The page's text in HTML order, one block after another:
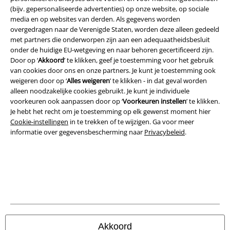
(bijv. gepersonaliseerde advertenties) op onze website, op sociale
media en op websites van derden. Als gegevens worden
overgedragen naar de Verenigde Staten, worden deze alleen gedeeld
met partners die onderworpen zijn aan een adequaatheidsbesluit
onder de huidige EU-wetgeving en naar behoren gecertificeerd zijn.
Door op ‘Akkoord’ te klikken, geef je toestemming voor het gebruik
van cookies door ons en onze partners. Je kunt je toestemming ook
weigeren door op ‘Alles weigeren’ te klikken - in dat geval worden
alleen noodzakelijke cookies gebruikt. Je kunt je individuele
voorkeuren ook aanpassen door op ‘Voorkeuren instellen’ te klikken.
Je hebt het recht om je toestemming op elk gewenst moment hier
Cookie-instellingen in te trekken of te wijzigen. Ga voor meer
informatie over gegevensbescherming naar Privacybeleid.
Akkoord
Legal
Algemene Voorwaarden
Bedrijfsgegevens
Privacyverklaring
Verklaring van conformiteit
Informatie over toegankelijkheid
© 1986-2026 Large Popmerchandising BV